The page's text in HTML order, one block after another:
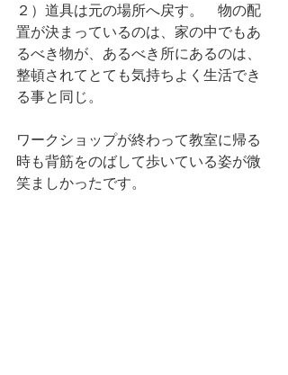
２）道具は元の場所へ戻す。　物の配
置が決まっているのは、家の中でもあ
るべき物が、あるべき所にあるのは、
整頓されてとても気持ちよく生活でき
る事と同じ。
ワークショップが終わって教室に帰る
時も背筋をのばして歩いている姿が微
笑ましかったです。